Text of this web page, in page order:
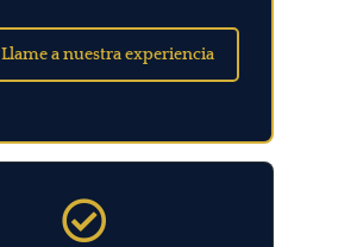
Llame a nuestra experiencia